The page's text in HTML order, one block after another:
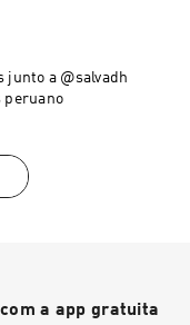
junto a @salvadh
peruano
a app gratuita